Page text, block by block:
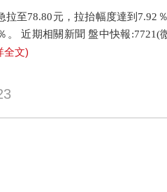
拉至78.80元，拉抬幅度達到7.92
。 近期相關新聞 盤中快報:7721(
全文)